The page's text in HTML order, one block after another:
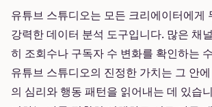
유튜브 스튜디오는 모든 크리에이터에게
강력한 데이터 분석 도구입니다. 많은 채
히 조회수나 구독자 수 변화를 확인하는
유튜브 스튜디오의 진정한 가치는 그 안
의 심리와 행동 패턴을 읽어내는 데 있습